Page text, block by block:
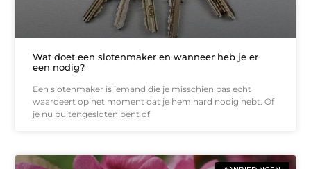
Wat doet een slotenmaker en wanneer heb je er
een nodig?
Een slotenmaker is iemand die je misschien pas echt
waardeert op het moment dat je hem hard nodig hebt. Of
je nu buitengesloten bent of